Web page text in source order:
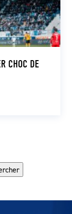
CHOC DE